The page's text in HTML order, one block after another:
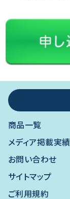
商品一覧
メディア掲載実績
お問い合わせ
サイトマップ
ご利用規約